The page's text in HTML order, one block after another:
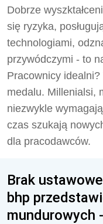
Dobrze
się ryzyka,
technologiami,
przywódczymi - to
Pracownicy
medalu. Millenialsi,
niezwykle
czas szukają
dla pracodawców.
Brak
bhp
mundurowych